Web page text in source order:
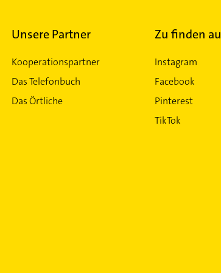
Unsere Partner
Kooperationspartner
Das Telefonbuch
Das Örtliche
Zu finden
Instagram
Facebook
Pinterest
TikTok